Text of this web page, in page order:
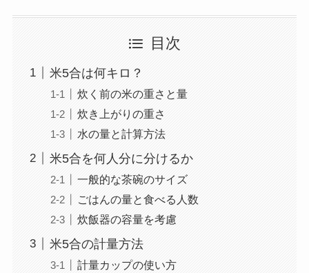
目次
米5合は何キロ？
炊く前の米の重さと量
炊き上がりの重さ
水の量と計算方法
米5合を何人分に分けるか
一般的な茶碗のサイズ
ごはんの量と食べる人数
炊飯器の容量を考慮
米5合の計量方法
計量カップの使い方